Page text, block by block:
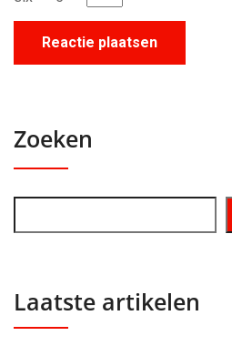
Zoeken
Laatste artikelen